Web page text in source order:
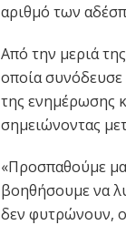
αριθμό των
Από την μεριά
οποία συνόδευσε
της ενημέρωσης
σημειώνοντας
«Προσπαθούμε
βοηθήσουμε να
δεν φυτρώνουν,